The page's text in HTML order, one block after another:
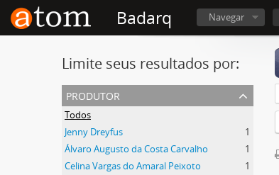
Badarq Navegar
Limite seus resultados por:
produtor
Todos
Jenny Dreyfus
1
Álvaro Augusto da Costa Carvalho
1
Celina Vargas do Amaral Peixoto
1